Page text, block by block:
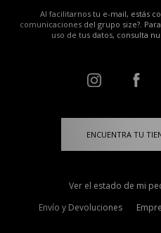
Al facilitarnos tu e-mail, estás
comunicaciones del grupo size?.
uso de tus datos, consulta
ENCUENTRA TU
Ver el estado de mi
Envío y Devoluciones